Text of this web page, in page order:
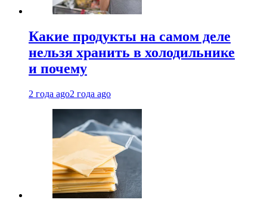
Какие продукты на самом деле
нельзя хранить в холодильнике
и почему
2 года ago2 года ago